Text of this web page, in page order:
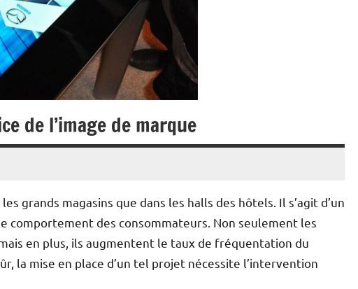
de l’image de marque
grands magasins que dans les halls des hôtels. Il s’agit d’un
comportement des consommateurs. Non seulement les
en plus, ils augmentent le taux de fréquentation du
la mise en place d’un tel projet nécessite l’intervention